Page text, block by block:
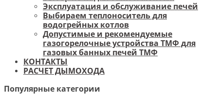
Эксплуатация и обслуживание печей
Выбираем теплоноситель для
водогрейных котлов
Допустимые и рекомендуемые
газогорелочные устройства ТМФ для
газовых банных печей ТМФ
КОНТАКТЫ
РАСЧЕТ ДЫМОХОДА
Популярные категории